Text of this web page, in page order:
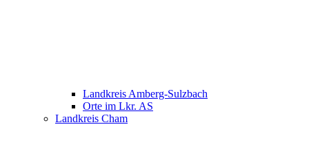
Landkreis Amberg-Sulzbach
Orte im Lkr. AS
Landkreis Cham